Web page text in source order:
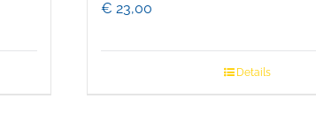
€ 23,00
Details